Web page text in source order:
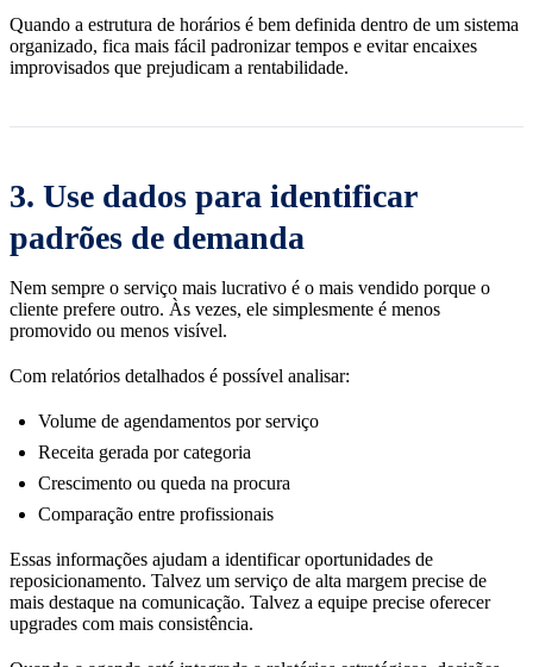
Quando a estrutura de horários é bem definida dentro de um sistema
organizado, fica mais fácil padronizar tempos e evitar encaixes
improvisados que prejudicam a rentabilidade.
3. Use dados para identificar
padrões de demanda
Nem sempre o serviço mais lucrativo é o mais vendido porque o
cliente prefere outro. Às vezes, ele simplesmente é menos
promovido ou menos visível.
Com relatórios detalhados é possível analisar:
Volume de agendamentos por serviço
Receita gerada por categoria
Crescimento ou queda na procura
Comparação entre profissionais
Essas informações ajudam a identificar oportunidades de
reposicionamento. Talvez um serviço de alta margem precise de
mais destaque na comunicação. Talvez a equipe precise oferecer
upgrades com mais consistência.